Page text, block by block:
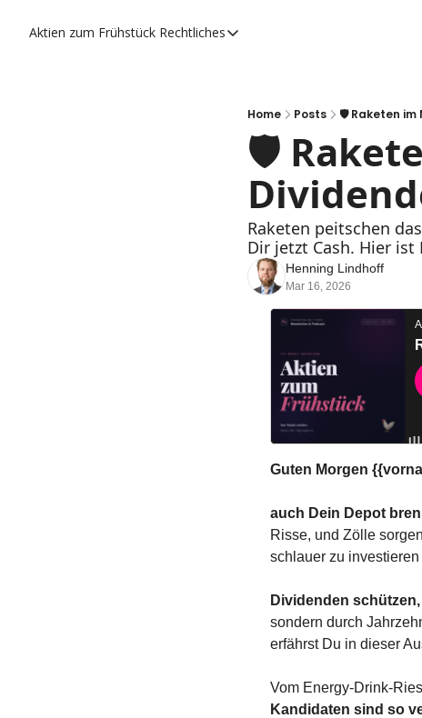
Aktien zum Frühstück Rechtliches
Rechtliches
Impressum
Home Posts 🛡️ Raketen im
🛡️
Raketen peitschen
Dir jetzt Cash. Hier ist
Henning Lindhoff
Mar 16, 2026
Guten Morgen
auch Dein Depot
Risse, und Zölle
schlauer zu
Dividenden
sondern durch
erfährst Du in dieser
Vom Energy-Drink-
Kandidaten sind so